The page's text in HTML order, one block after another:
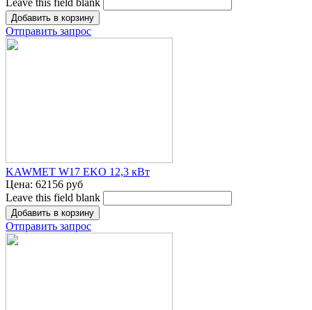
Отправить запрос
KAWMET W17 EKO 12,3 кВт
Цена: 62156 руб
Leave this field blank
Отправить запрос